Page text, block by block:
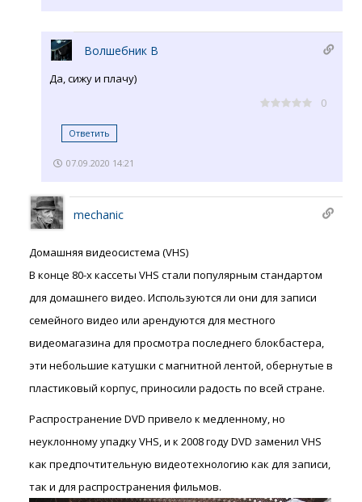
Волшебник В
Да, сижу и плачу)
0
Ответить
07.09.2020 14:21
mechanic
Домашняя видеосистема (VHS)
В конце 80-х кассеты VHS стали популярным стандартом
для домашнего видео. Используются ли они для записи
семейного видео или арендуются для местного
видеомагазина для просмотра последнего блокбастера,
эти небольшие катушки с магнитной лентой, обернутые в
пластиковый корпус, приносили радость по всей стране.
Распространение DVD привело к медленному, но
неуклонному упадку VHS, и к 2008 году DVD заменил VHS
как предпочтительную видеотехнологию как для записи,
так и для распространения фильмов.